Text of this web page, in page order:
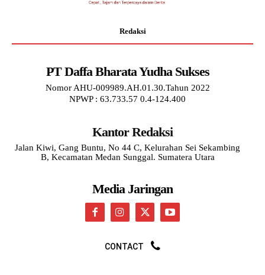
Redaksi
PT Daffa Bharata Yudha Sukses
Nomor AHU-009989.AH.01.30.Tahun 2022
NPWP : 63.733.57 0.4-124.400
Kantor Redaksi
Jalan Kiwi, Gang Buntu, No 44 C, Kelurahan Sei Sekambing
B, Kecamatan Medan Sunggal. Sumatera Utara
Media Jaringan
CONTACT